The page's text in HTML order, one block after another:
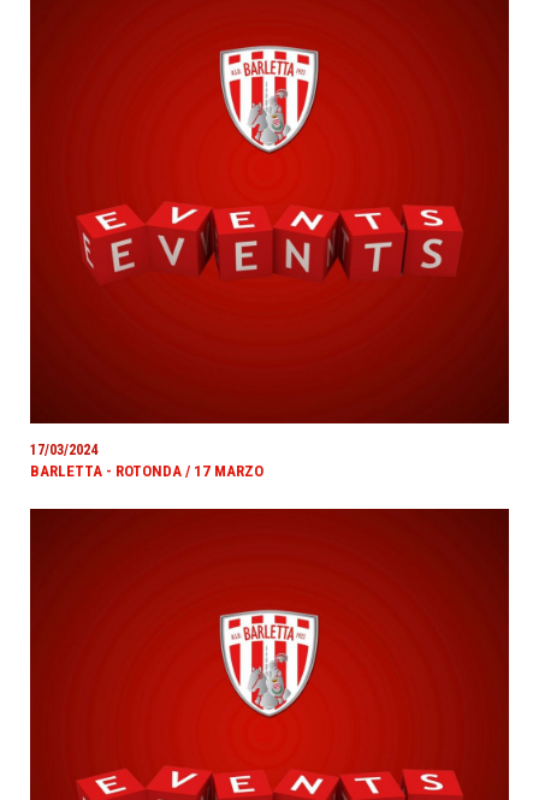
17/03/2024
BARLETTA - ROTONDA / 17 MARZO